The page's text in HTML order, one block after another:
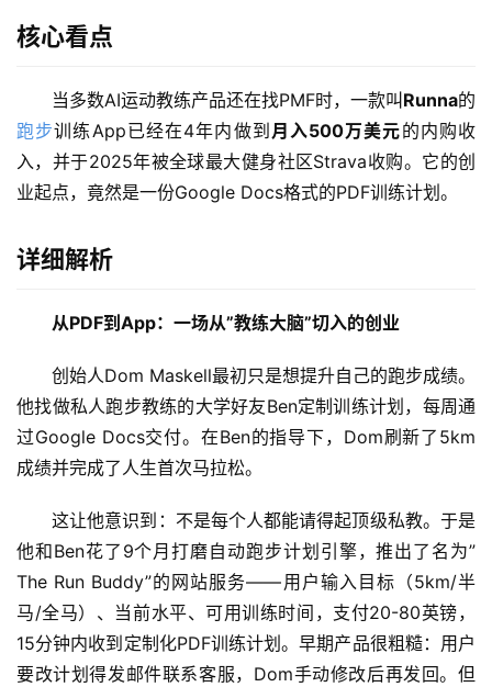
核心看点
当多数AI运动教练产品还在找PMF时，一款叫 Runna的
跑步训练App已经在4年内做到 月入500万美元的内购收
入，并于2025年被全球最大健身社区Strava收购。它的创
业起点，竟然是一份Google Docs格式的PDF训练计划。
详细解析
从PDF到App：一场从”教练大脑”切入的创业
创始人Dom Maskell最初只是想提升自己的跑步成绩。
他找做私人跑步教练的大学好友Ben定制训练计划，每周通
过Google Docs交付。在Ben的指导下，Dom刷新了5km
成绩并完成了人生首次马拉松。
这让他意识到：不是每个人都能请得起顶级私教。于是
他和Ben花了9个月打磨自动跑步计划引擎，推出了名为”
The Run Buddy”的网站服务——用户输入目标（5km/半
马/全马）、当前水平、可用训练时间，支付20-80英镑，
15分钟内收到定制化PDF训练计划。早期产品很粗糙：用户
要改计划得发邮件联系客服，Dom手动修改后再发回。但